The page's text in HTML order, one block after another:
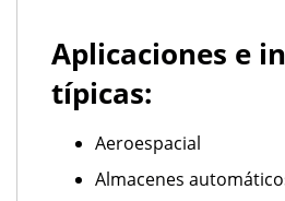
Aplicaciones e
típicas:
Aeroespacial
Almacenes